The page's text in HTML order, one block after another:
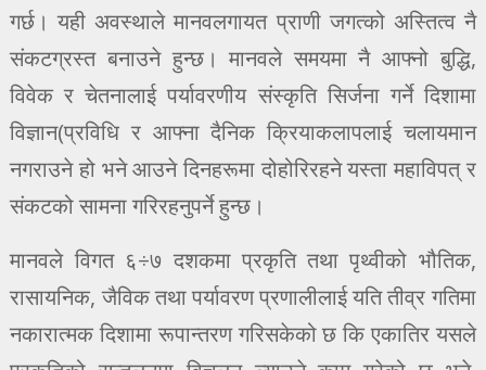
गर्छ। यही अवस्थाले मानवलगायत प्राणी जगत्को अस्तित्व नै
संकटग्रस्त बनाउने हुन्छ। मानवले समयमा नै आफ्नो बुद्धि,
विवेक र चेतनालाई पर्यावरणीय संस्कृति सिर्जना गर्ने दिशामा
विज्ञान(प्रविधि र आफ्ना दैनिक क्रियाकलापलाई चलायमान
नगराउने हो भने आउने दिनहरूमा दोहोरिरहने यस्ता महाविपत् र
संकटको सामना गरिरहनुपर्ने हुन्छ।
मानवले विगत ६÷७ दशकमा प्रकृति तथा पृथ्वीको भौतिक,
रासायनिक, जैविक तथा पर्यावरण प्रणालीलाई यति तीव्र गतिमा
नकारात्मक दिशामा रूपान्तरण गरिसकेको छ कि एकातिर यसले